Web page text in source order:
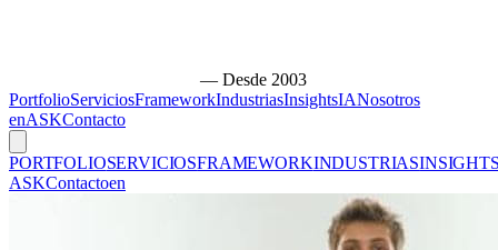
— Desde 2003
PortfolioServiciosFrameworkIndustriasInsightsIANosotros
enASKContacto
PORTFOLIOSERVICIOSFRAMEWORKINDUSTRIAS
ASKContactoen